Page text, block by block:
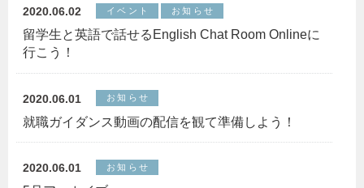
2020.06.02 イベント お知らせ
留学生と英語で話せるEnglish Chat Room Onlineに
行こう！
2020.06.01 お知らせ
就職ガイダンス動画の配信を観て準備しよう！
2020.06.01 お知らせ